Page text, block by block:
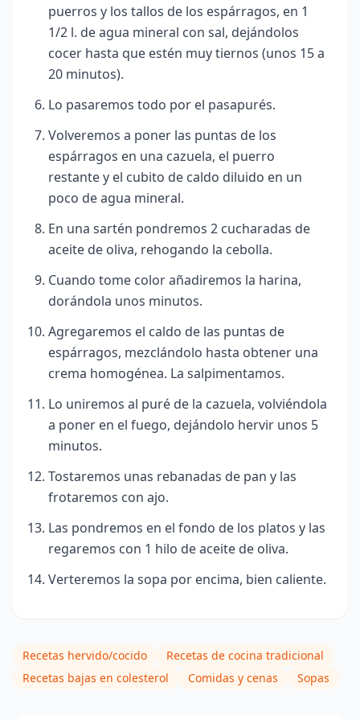
puerros y los tallos de los espárragos, en 1
1/2 l. de agua mineral con sal, dejándolos
cocer hasta que estén muy tiernos (unos 15 a
20 minutos).
Lo pasaremos todo por el pasapurés.
Volveremos a poner las puntas de los
espárragos en una cazuela, el puerro
restante y el cubito de caldo diluido en un
poco de agua mineral.
En una sartén pondremos 2 cucharadas de
aceite de oliva, rehogando la cebolla.
Cuando tome color añadiremos la harina,
dorándola unos minutos.
Agregaremos el caldo de las puntas de
espárragos, mezclándolo hasta obtener una
crema homogénea. La salpimentamos.
Lo uniremos al puré de la cazuela, volviéndola
a poner en el fuego, dejándolo hervir unos 5
minutos.
Tostaremos unas rebanadas de pan y las
frotaremos con ajo.
Las pondremos en el fondo de los platos y las
regaremos con 1 hilo de aceite de oliva.
Verteremos la sopa por encima, bien caliente.
Recetas hervido/cocido
Recetas de cocina tradicional
Recetas bajas en colesterol
Comidas y cenas Sopas